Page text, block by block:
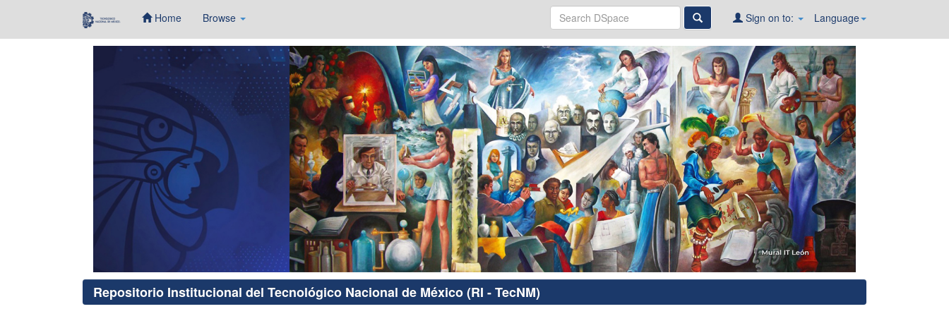
Home Browse Language
Sign on to:
Repositorio Institucional del Tecnológico Nacional de México (RI - TecNM)